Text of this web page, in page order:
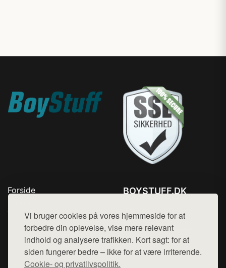
Vi bruger cookies på vores hjemmeside for at
forbedre din oplevelse, vise mere relevant
indhold og analysere trafikken. Kort sagt: for at
siden fungerer bedre – ikke for at være irriterende.
Cookie- og privatlivspolitik.
Forside
Top Rabatter
Kontakt
BOYSTUFF.DK
Mail: hej@want.dk
Cookie- og privatlivspolitik